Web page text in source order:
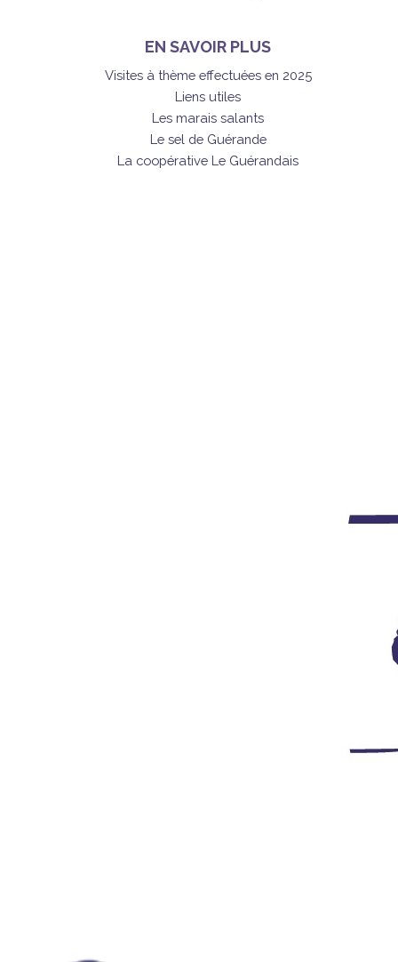
EN SAVOIR PLUS
Visites à thème effectuées en 2025
Liens utiles
Les marais salants
Le sel de Guérande
La coopérative Le Guérandais